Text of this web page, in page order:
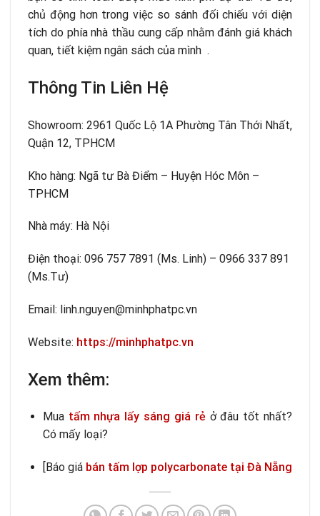
chủ động hơn trong việc so sánh đối chiếu với diện
tích do phía nhà thầu cung cấp nhằm đánh giá khách
quan, tiết kiệm ngân sách của mình .
Thông Tin Liên Hệ
Showroom: 2961 Quốc Lộ 1A Phường Tân Thới Nhất,
Quận 12, TPHCM
Kho hàng: Ngã tư Bà Điểm – Huyện Hóc Môn –
TPHCM
Nhà máy: Hà Nội
Điện thoại: 096 757 7891 (Ms. Linh) – 0966 337 891
(Ms.Tư)
Email: linh.nguyen@minhphatpc.vn
Website: https://minhphatpc.vn
Xem thêm:
Mua tấm nhựa lấy sáng giá rẻ ở đâu tốt nhất?
Có mấy loại?
[Báo giá bán tấm lợp polycarbonate tại Đà Nẵng